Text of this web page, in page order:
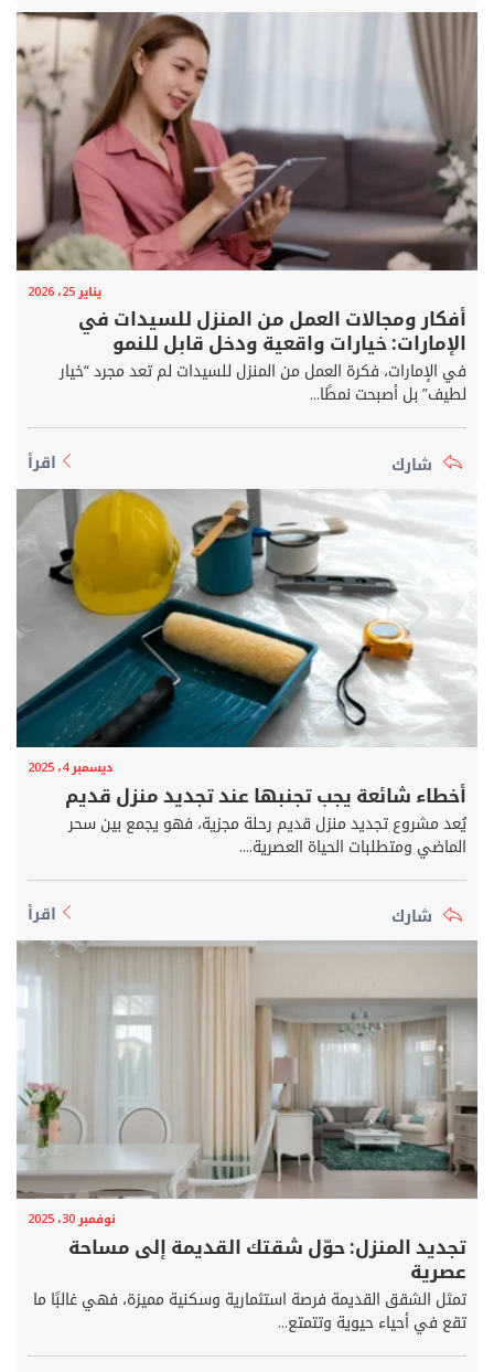
يناير 25، 2026
أفكار ومجالات العمل من المنزل للسيدات في
الإمارات: خيارات واقعية ودخل قابل للنمو
في الإمارات، فكرة العمل من المنزل للسيدات لم تعد مجرد “خيار
لطيف” بل أصبحت نمطًا...
اقرأ
ديسمبر 4، 2025
أخطاء شائعة يجب تجنبها عند تجديد منزل قديم
يُعد مشروع تجديد منزل قديم رحلة مجزية، فهو يجمع بين سحر
الماضي ومتطلبات الحياة العصرية....
اقرأ
نوفمبر 30، 2025
تجديد المنزل: حوّل شقتك القديمة إلى مساحة
عصرية
تمثل الشقق القديمة فرصة استثمارية وسكنية مميزة، فهي غالبًا ما
تقع في أحياء حيوية وتتمتع...